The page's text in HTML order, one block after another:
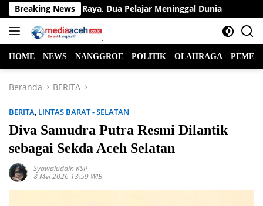
Langsung
ke
konten
Breaking News
di Jalan Raya, Dua Pelajar Meninggal Dunia
HOME NEWS NANGGROE POLITIK OLAHRAGA
Beranda BERITA
BERITA, LINTAS BARAT - SELATAN
Diva Samudra Putra Resmi Dilantik
sebagai Sekda Aceh Selatan
Syawaluddin KSP
8 Mei 2026 13:59 WIB